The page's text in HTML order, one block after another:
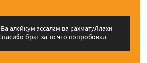
брат за то что попробовал ...